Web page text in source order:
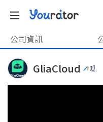
公司資訊
GliaCloud